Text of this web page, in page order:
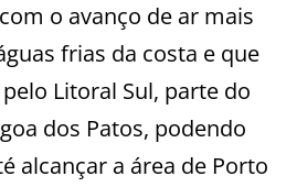
o avanço de ar mais
frias da costa e que
Litoral Sul, parte do
dos Patos, podendo
alcançar a área de Porto